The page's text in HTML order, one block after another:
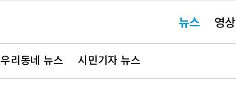
요뉴스 영상
우리동네 뉴스 시민기자 뉴스